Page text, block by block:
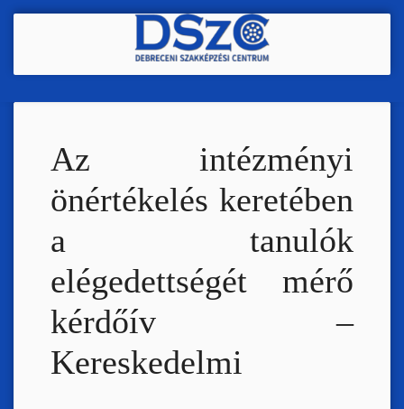
Ugrás
Az intézményi
önértékelés keretében
a tanulók
elégedettségét mérő
kérdőív –
Kereskedelmi